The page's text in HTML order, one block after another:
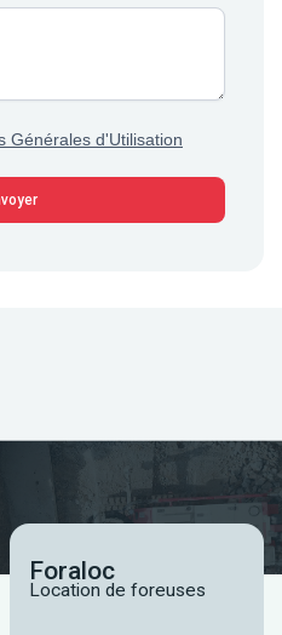
Générales d'Utilisation
Foraloc
Location de foreuses